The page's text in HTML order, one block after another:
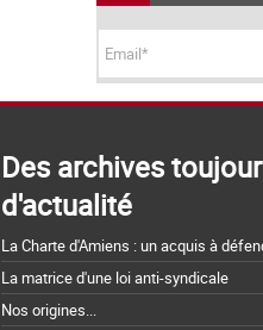
Des archives
d'actualité
La Charte d'Amiens : un acquis à
La matrice d'une loi anti-syndicale
Nos origines...